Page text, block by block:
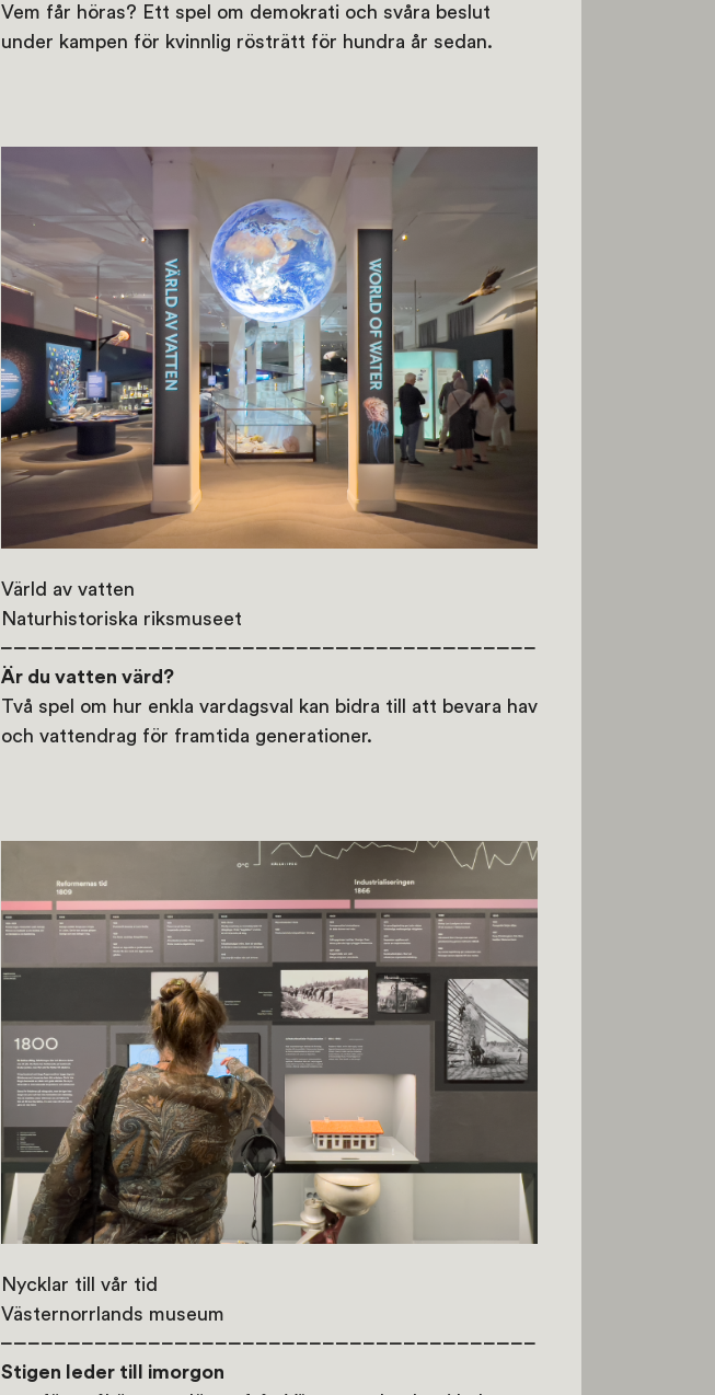
Vem får höras? Ett spel om demokrati och svåra beslut
under kampen för kvinnlig rösträtt för hundra år sedan.
Värld av vatten
Naturhistoriska riksmuseet
Är du vatten värd?
Två spel om hur enkla vardagsval kan bidra till att bevara hav
och vattendrag för framtida generationer.
Nycklar till vår tid
Västernorrlands museum
Stigen leder till imorgon